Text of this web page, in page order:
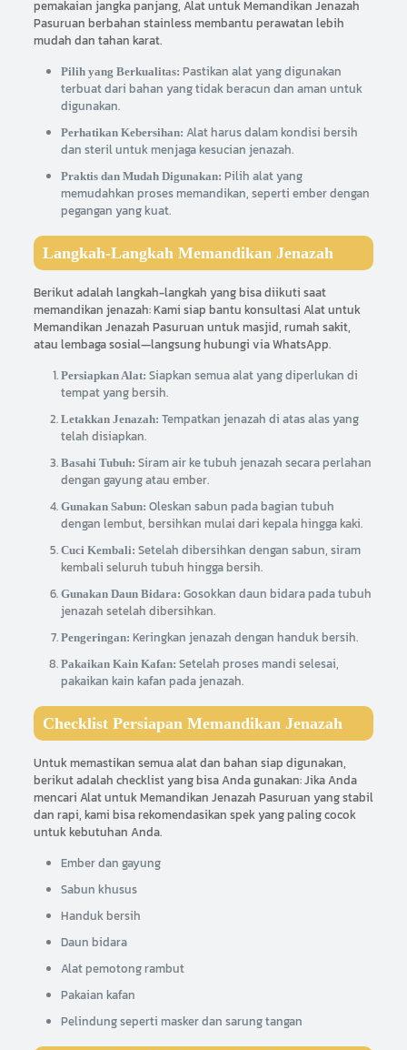
pemakaian jangka panjang, Alat untuk Memandikan Jenazah
Pasuruan berbahan stainless membantu perawatan lebih
mudah dan tahan karat.
Pilih yang Berkualitas: Pastikan alat yang digunakan
terbuat dari bahan yang tidak beracun dan aman untuk
digunakan.
Perhatikan Kebersihan: Alat harus dalam kondisi bersih
dan steril untuk menjaga kesucian jenazah.
Praktis dan Mudah Digunakan: Pilih alat yang
memudahkan proses memandikan, seperti ember dengan
pegangan yang kuat.
Langkah-Langkah Memandikan Jenazah
Berikut adalah langkah-langkah yang bisa diikuti saat
memandikan jenazah: Kami siap bantu konsultasi Alat untuk
Memandikan Jenazah Pasuruan untuk masjid, rumah sakit,
atau lembaga sosial—langsung hubungi via WhatsApp.
Persiapkan Alat: Siapkan semua alat yang diperlukan di
tempat yang bersih.
Letakkan Jenazah: Tempatkan jenazah di atas alas yang
telah disiapkan.
Basahi Tubuh: Siram air ke tubuh jenazah secara perlahan
dengan gayung atau ember.
Gunakan Sabun: Oleskan sabun pada bagian tubuh
dengan lembut, bersihkan mulai dari kepala hingga kaki.
Cuci Kembali: Setelah dibersihkan dengan sabun, siram
kembali seluruh tubuh hingga bersih.
Gunakan Daun Bidara: Gosokkan daun bidara pada tubuh
jenazah setelah dibersihkan.
Pengeringan: Keringkan jenazah dengan handuk bersih.
Pakaikan Kain Kafan: Setelah proses mandi selesai,
pakaikan kain kafan pada jenazah.
Checklist Persiapan Memandikan Jenazah
Untuk memastikan semua alat dan bahan siap digunakan,
berikut adalah checklist yang bisa Anda gunakan: Jika Anda
mencari Alat untuk Memandikan Jenazah Pasuruan yang stabil
dan rapi, kami bisa rekomendasikan spek yang paling cocok
untuk kebutuhan Anda.
Ember dan gayung
Sabun khusus
Handuk bersih
Daun bidara
Alat pemotong rambut
Pakaian kafan
Pelindung seperti masker dan sarung tangan